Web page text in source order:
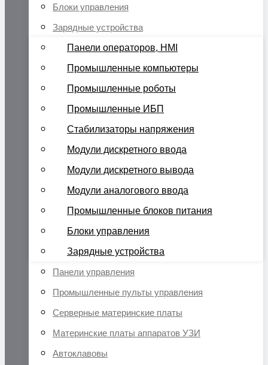
Блоки управления
Зарядные устройства
Панели операторов, HMI
Промышленные компьютеры
Промышленные роботы
Промышленные ИБП
Стабилизаторы напряжения
Модули дискретного ввода
Модули дискретного вывода
Модули аналогового ввода
Промышленные блоков питания
Блоки управления
Зарядные устройства
Панели управления
Промышленные пульты управления
Серверные материнские платы
Материнские платы аппаратов УЗИ
Автоклавовы